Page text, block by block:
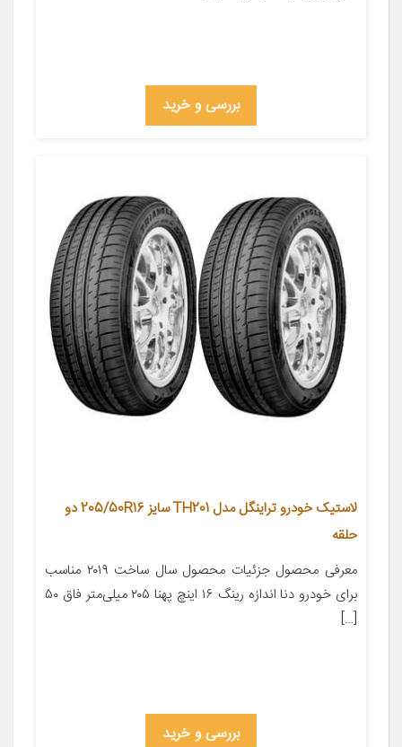
بررسی و خرید
لاستیک خودرو تراینگل مدل TH201 سایز 205/50R16 دو
حلقه
معرفی محصول جزئیات محصول سال ساخت ۲۰۱۹ مناسب
برای خودرو دنا اندازه رینگ ۱۶ اینچ پهنا ۲۰۵ میلی‌متر فاق ۵۰
[…]
بررسی و خرید